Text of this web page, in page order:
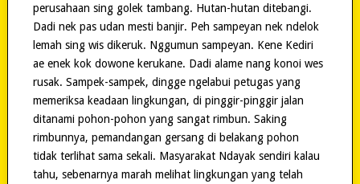
perusahaan sing golek tambang. Hutan-hutan ditebangi.
Dadi nek pas udan mesti banjir. Peh sampeyan nek ndelok
lemah sing wis dikeruk. Nggumun sampeyan. Kene Kediri
ae enek kok dowone kerukane. Dadi alame nang konoi wes
rusak. Sampek-sampek, dingge ngelabui petugas yang
memeriksa keadaan lingkungan, di pinggir-pinggir jalan
ditanami pohon-pohon yang sangat rimbun. Saking
rimbunnya, pemandangan gersang di belakang pohon
tidak terlihat sama sekali. Masyarakat Ndayak sendiri kalau
tahu, sebenarnya marah melihat lingkungan yang telah